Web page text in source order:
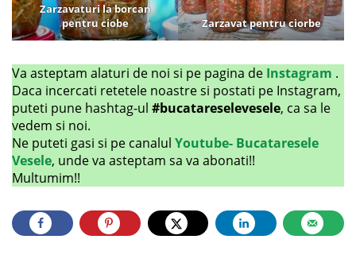
Zarzavaturi la borcan
pentru ciobe
Zarzavat pentru ciorbe
Va asteptam alaturi de noi si pe pagina de Instagram .
Daca incercati retetele noastre si postati pe Instagram,
puteti pune hashtag-ul #bucatareselevesele, ca sa le
vedem si noi.
Ne puteti gasi si pe canalul Youtube- Bucataresele
Vesele, unde va asteptam sa va abonati!!
Multumim!!